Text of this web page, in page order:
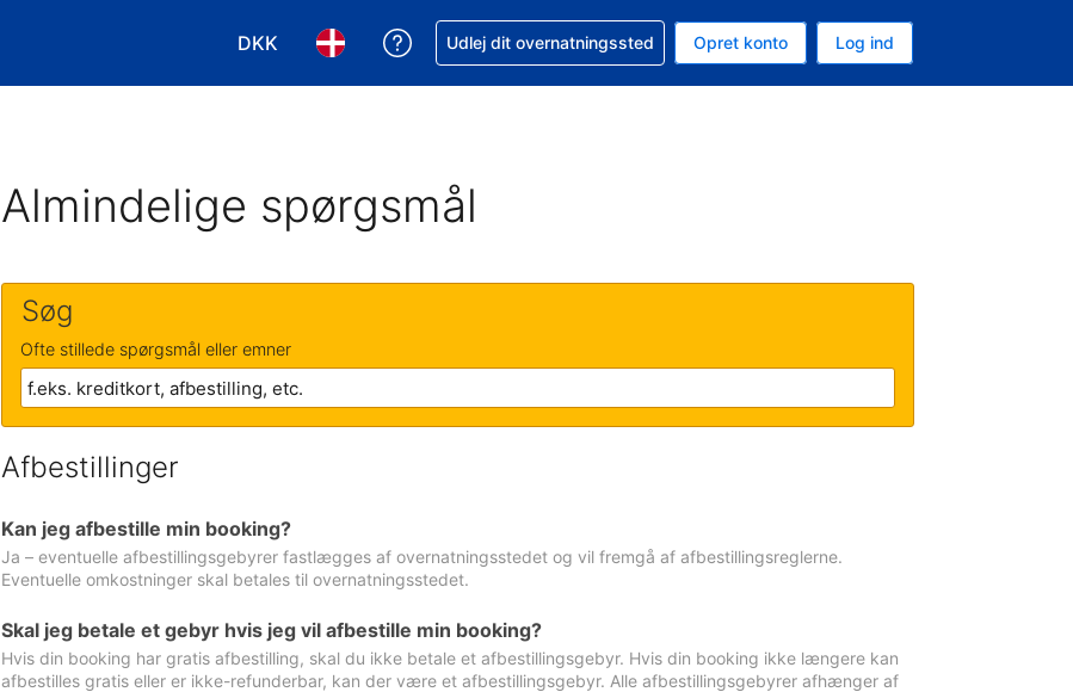
DKK
Vælg valuta. Din nuværende valuta er Danske kroner
Vælg sprog. Dit nuværende sprog er Dansk
Få hjælp til en booking
Udlej dit overnatningssted Opret konto Log ind
Almindelige spørgsmål
Søg
Ofte stillede spørgsmål eller emner
Afbestillinger
Kan jeg afbestille min booking?
Ja – eventuelle afbestillingsgebyrer fastlægges af overnatningsstedet og vil fremgå af afbestillingsreglerne.
Eventuelle omkostninger skal betales til overnatningsstedet.
Skal jeg betale et gebyr hvis jeg vil afbestille min booking?
Hvis din booking har gratis afbestilling, skal du ikke betale et afbestillingsgebyr. Hvis din booking ikke længere kan
afbestilles gratis eller er ikke-refunderbar, kan der være et afbestillingsgebyr. Alle afbestillingsgebyrer afhænger af